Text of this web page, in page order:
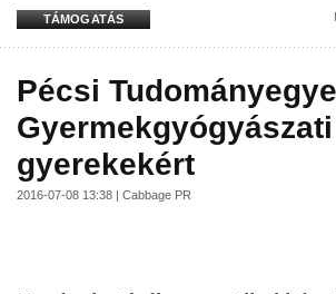
TÁMOGATÁS
Pécsi
gyerekekért
2016-07-08 13:38 | Cabbage PR